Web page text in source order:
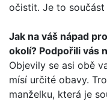
očistit. Je to součást
Jak na váš nápad
okolí? Podpořili vás
Objevily se asi obě
mísí určité obavy.
manželku, která je